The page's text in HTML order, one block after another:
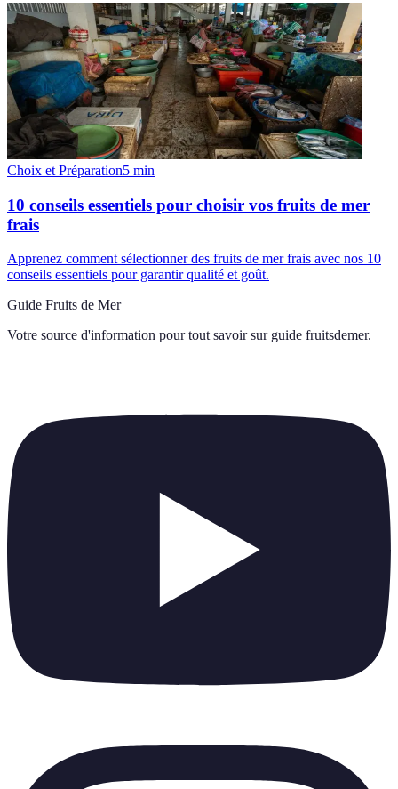
Choix et Préparation5 min
10 conseils essentiels pour choisir vos fruits de mer
frais
Apprenez comment sélectionner des fruits de mer frais avec nos 10
conseils essentiels pour garantir qualité et goût.
Guide Fruits de Mer
Votre source d'information pour tout savoir sur guide fruitsdemer.